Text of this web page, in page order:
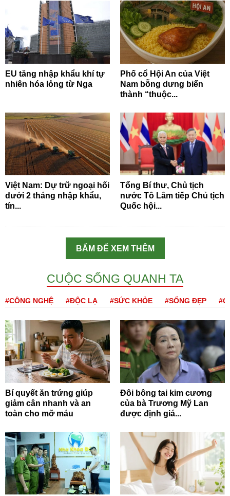
EU tăng nhập khẩu khí tự
nhiên hóa lỏng từ Nga
Phố cổ Hội An của Việt
Nam bỗng dưng biến
thành “thuộc...
Việt Nam: Dự trữ ngoại hối
dưới 2 tháng nhập khẩu,
tín...
Tổng Bí thư, Chủ tịch
nước Tô Lâm tiếp Chủ tịch
Quốc hội...
BẤM ĐỂ XEM THÊM
CUỘC SỐNG QUANH TA
#CÔNG NGHỆ #ĐỘC LẠ #SỨC KHỎE #SỐNG ĐẸP
Bí quyết ăn trứng giúp
giảm cân nhanh và an
toàn cho mỡ máu
Đôi bông tai kim cương
của bà Trương Mỹ Lan
được định giá...